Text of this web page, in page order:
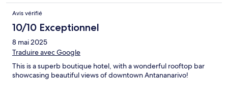
Avis vérifié
10/10 Exceptionnel
8 mai 2025
Traduire avec Google
This is a superb boutique hotel, with a wonderful rooftop bar
showcasing beautiful views of downtown Antananarivo!